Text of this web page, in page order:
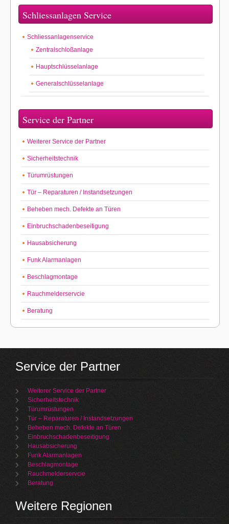
Schliessanlagen Service
Schliessanlagenservice
Zentralschloßanlage
Hauptschlüsselanlage
Generalschlüsselanlage
Service der Partner
Weiterer Service der Partner
Sicherheitstechnik
Türumrüstungen
Tür – Reparaturen / Instandsetzungen
Beheben mech. Defekte an Türen
Einbruchschadenbeseitigung
Hausabsicherung
Funk Alarmanlagen
Beschlagmontage
Rauchmelderservcie
Beratung
Service der Partner
Weiterer Service der Partner
Sicherheitstechnik
Türumrüstungen
Tür – Reparaturen / Instandsetzungen
Beheben mech. Defekte an Türen
Einbruchschadenbeseitigung
Hausabsicherung
Funk Alarmanlagen
Beschlagmontage
Rauchmelderservcie
Beratung
Weitere Regionen